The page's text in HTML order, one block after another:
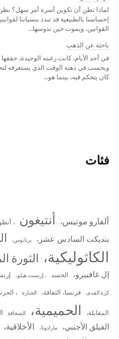
لماذا نظن أن تكوين أسرة أمر سهل؟
إحساسنا بالطبيعية قد تبدد بنسياننا
القوانين، ويموت حين ندوسها...
باحثة عن الذهب
في أحد الأيام، كانت رغبته الوحيدة،
ويحسب في ذهنه الوقت الذي يستغرقه
كان يتحكم فيه، بينما هو...
فئات
ألفارو موتيس، أنتيغون ،
بنديكت السادس عشر، برنانوس،
الكاثوليكية، الثورة
إل غافييرو، الحسد ، إرنست هيلو،
كرة القدم، فرنسا، الثقافة، الجنازة ،
المقابلة، الحميمية، الصحافة
الفيلق الأجنبي، مارادونا، الأخلاقية،